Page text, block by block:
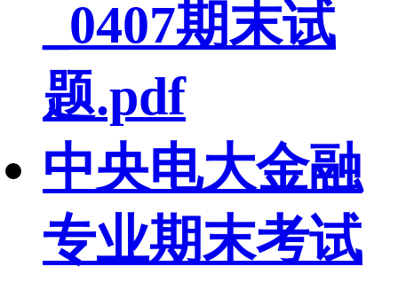
_0407期末试
题.pdf
中央电大金融
专业期末考试